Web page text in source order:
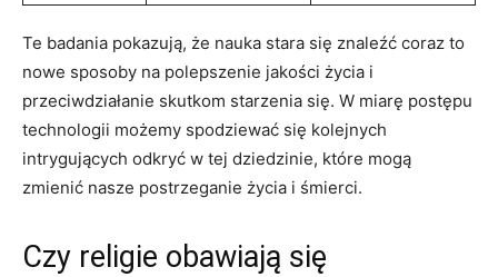
Te badania pokazują, że nauka stara się znaleźć coraz to
nowe sposoby na polepszenie jakości życia i
przeciwdziałanie skutkom starzenia się. W miarę postępu
technologii możemy spodziewać się kolejnych
intrygujących odkryć w tej dziedzinie, które mogą
zmienić nasze postrzeganie życia i śmierci.
Czy religie obawiają się